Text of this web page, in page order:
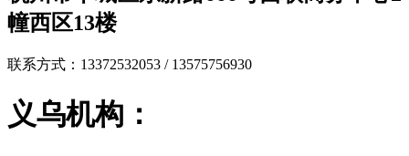
幢西区13楼
联系方式：13372532053 / 13575756930
义乌机构：